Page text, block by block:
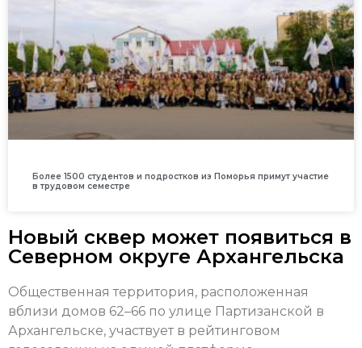
Более 1500 студентов и подростков из Поморья примут участие
в трудовом семестре
Новый сквер может появиться в
Северном округе Архангельска
Общественная территория, расположенная
вблизи домов 62–66 по улице Партизанской в
Архангельске, участвует в рейтинговом